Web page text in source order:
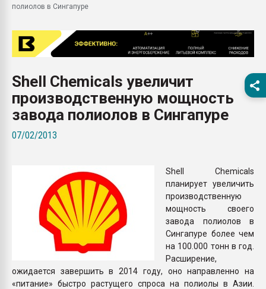
Помощь в подборе
Вакуум-формовочные
Подмосковье, Москва
28.07.2026
первый план в
пластмасс
ПЕРЕЙТИ НА
полиолов в Сингапуре
Shell Chemicals увеличит
производственную мощность
завода полиолов в Сингапуре
07/02/2013
Shell Chemicals
планирует увеличить
производственную
мощность своего
завода полиолов в
Сингапуре более чем
на 100.000 тонн в год.
Расширение,
ожидается завершить в 2014 году, оно направленно на
«питание» быстро растущего спроса на полиолы в Азии.